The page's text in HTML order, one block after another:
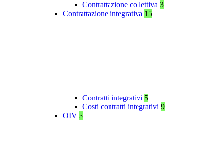
Contrattazione collettiva 3
Contrattazione integrativa 15
Contratti integrativi 5
Costi contratti integrativi 9
OIV 3